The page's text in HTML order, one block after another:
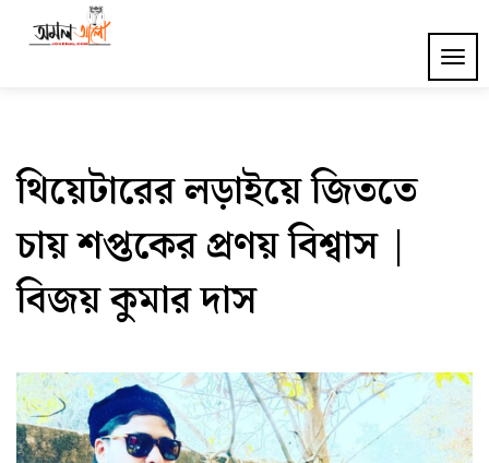
থিয়েটারের লড়াইয়ে জিততে
চায় শপ্তকের প্রণয় বিশ্বাস |
বিজয় কুমার দাস